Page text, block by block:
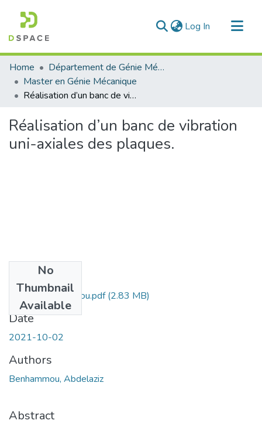
Log In (current)
Communities & Collections
All of DSpace
Statistics
Home
Département de Génie Mécanique
Master en Génie Mécanique
Réalisation d’un banc de vibration uni-axiales des plaques.
Réalisation d’un banc de vibration
uni-axiales des plaques.
No
Thumbnail
Available
Ms.GM.Benhammou.pdf(2.83 MB)
Date
2021-10-02
Authors
Benhammou, Abdelaziz
Abstract